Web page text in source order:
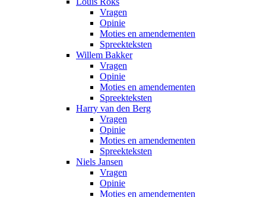
Vragen
Opinie
Moties en amendementen
Spreekteksten
Willem Bakker
Vragen
Opinie
Moties en amendementen
Spreekteksten
Harry van den Berg
Vragen
Opinie
Moties en amendementen
Spreekteksten
Niels Jansen
Vragen
Opinie
Moties en amendementen